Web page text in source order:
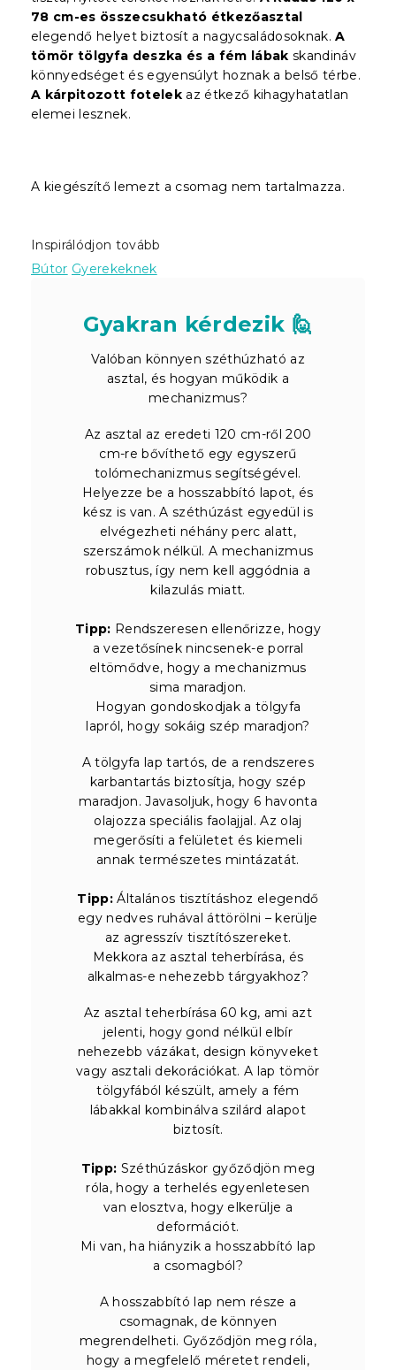
78 cm-es összecsukható étkezőasztal
elegendő helyet biztosít a nagycsaládosoknak.A
tömör tölgyfa deszka és a fém lábak skandináv
könnyedséget és egyensúlyt hoznak a belső térbe.
A kárpitozott fotelek az étkező kihagyhatatlan
elemei lesznek.
A kiegészítő lemezt a csomag nem tartalmazza.
Inspirálódjon tovább
Bútor Gyerekeknek
Gyakran kérdezik 🙋
Valóban könnyen széthúzható az
asztal, és hogyan működik a
mechanizmus?
Az asztal az eredeti 120 cm-ről 200
cm-re bővíthető egy egyszerű
tolómechanizmus segítségével.
Helyezze be a hosszabbító lapot, és
kész is van. A széthúzást egyedül is
elvégezheti néhány perc alatt,
szerszámok nélkül. A mechanizmus
robusztus, így nem kell aggódnia a
kilazulás miatt.
Tipp: Rendszeresen ellenőrizze, hogy
a vezetősínek nincsenek-e porral
eltömődve, hogy a mechanizmus
sima maradjon.
Hogyan gondoskodjak a tölgyfa
lapról, hogy sokáig szép maradjon?
A tölgyfa lap tartós, de a rendszeres
karbantartás biztosítja, hogy szép
maradjon. Javasoljuk, hogy 6 havonta
olajozza speciális faolajjal. Az olaj
megerősíti a felületet és kiemeli
annak természetes mintázatát.
Tipp: Általános tisztításhoz elegendő
egy nedves ruhával áttörölni – kerülje
az agresszív tisztítószereket.
Mekkora az asztal teherbírása, és
alkalmas-e nehezebb tárgyakhoz?
Az asztal teherbírása 60 kg, ami azt
jelenti, hogy gond nélkül elbír
nehezebb vázákat, design könyveket
vagy asztali dekorációkat. A lap tömör
tölgyfából készült, amely a fém
lábakkal kombinálva szilárd alapot
biztosít.
Tipp: Széthúzáskor győződjön meg
róla, hogy a terhelés egyenletesen
van elosztva, hogy elkerülje a
deformációt.
Mi van, ha hiányzik a hosszabbító lap
a csomagból?
A hosszabbító lap nem része a
csomagnak, de könnyen
megrendelheti. Győződjön meg róla,
hogy a megfelelő méretet rendeli,